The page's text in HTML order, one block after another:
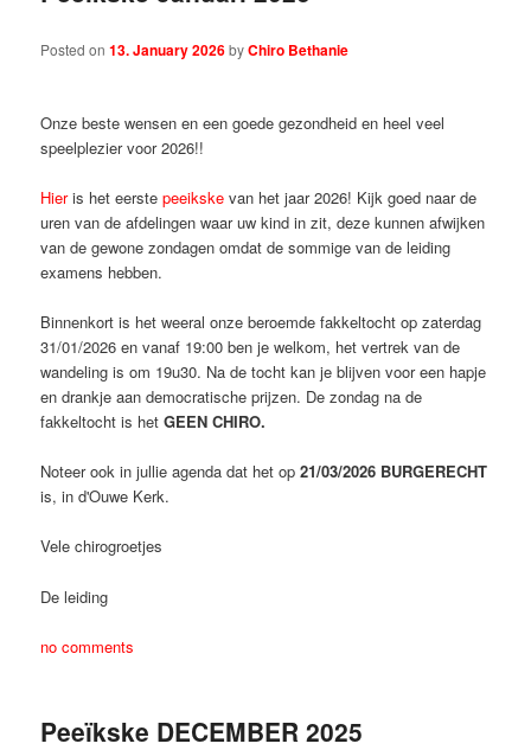
Posted on13. January 2026byChiro Bethanie
Onze beste wensen en een goede gezondheid en heel veel
speelplezier voor 2026!!
Hieris het eerstepeeikske van het jaar 2026! Kijk goed naar de
uren van de afdelingen waar uw kind in zit, deze kunnen afwijken
van de gewone zondagen omdat de sommige van de leiding
examens hebben.
Binnenkort is het weeral onze beroemde fakkeltocht op zaterdag
31/01/2026 en vanaf 19:00 ben je welkom, het vertrek van de
wandeling is om 19u30. Na de tocht kan je blijven voor een hapje
en drankje aan democratische prijzen. De zondag na de
fakkeltocht is hetGEEN CHIRO.
Noteer ook in jullie agenda dat het op21/03/2026 BURGERECHT
is, in d'Ouwe Kerk.
Vele chirogroetjes
De leiding
no comments
Peeïkske DECEMBER 2025